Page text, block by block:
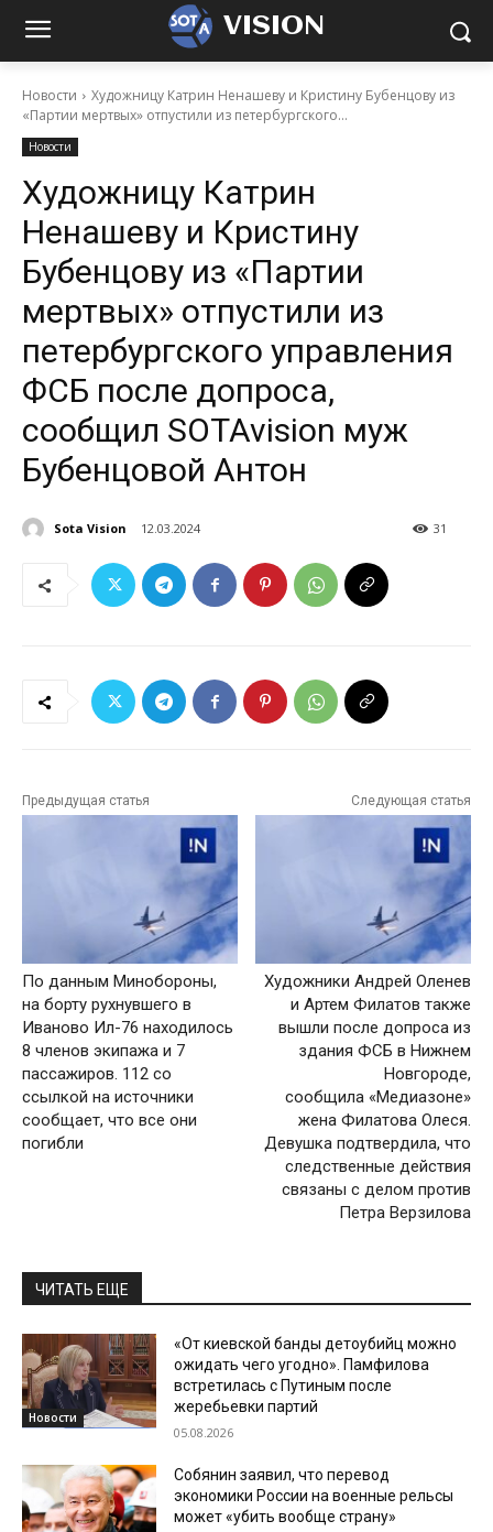
VISION
Новости
Художницу Катрин Ненашеву и Кристину Бубенцову из
«Партии мертвых» отпустили из петербургского...
Новости
Художницу Катрин
Ненашеву и Кристину
Бубенцову из «Партии
мертвых» отпустили из
петербургского управления
ФСБ после допроса,
сообщил SOTAvision муж
Бубенцовой Антон
Sota Vision 12.03.2024 31
Предыдущая статья
По данным Минобороны,
на борту рухнувшего в
Иваново Ил-76 находилось
8 членов экипажа и 7
пассажиров. 112 со
ссылкой на источники
сообщает, что все они
погибли
Следующая статья
Художники Андрей Оленев
и Артем Филатов также
вышли после допроса из
здания ФСБ в Нижнем
Новгороде,
сообщила «Медиазоне»
жена Филатова Олеся.
Девушка подтвердила, что
следственные действия
связаны с делом против
Петра Верзилова
ЧИТАТЬ ЕЩЕ
Новости
«От киевской банды детоубийц можно
ожидать чего угодно». Памфилова
встретилась с Путиным после
жеребьевки партий
05.08.2026
Собянин заявил, что перевод
экономики России на военные рельсы
может «убить вообще страну»